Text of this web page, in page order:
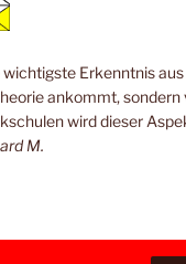
Erkenntnis
ankommt,
wird dieser
M.